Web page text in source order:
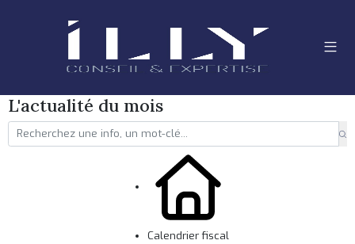
L'actualité du mois
Calendrier fiscal